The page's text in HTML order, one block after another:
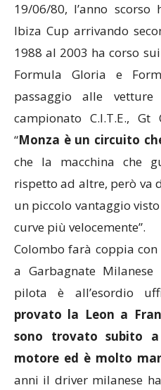
19/06/80, l’anno
Ibiza Cup arrivando
1988 al 2003 ha corso
Formula Gloria e
passaggio alle
campionato C.I.T.E.,
“Monza è un circuito
che la macchina che
rispetto ad altre, però va
un piccolo vantaggio
curve più velocemente”.
Colombo farà coppia con
a Garbagnate
pilota è all’esordio
provato la Leon a
sono trovato subito
motore ed è molto
anni il driver milanese